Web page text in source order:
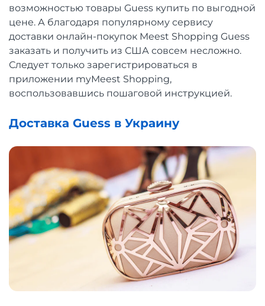
возможностью товары Guess купить по выгодной
цене. А благодаря популярному сервису
доставки онлайн-покупок Meest Shopping Guess
заказать и получить из США совсем несложно.
Следует только зарегистрироваться в
приложении myMeest Shopping,
воспользовавшись пошаговой инструкцией.
Доставка Guess в Украину